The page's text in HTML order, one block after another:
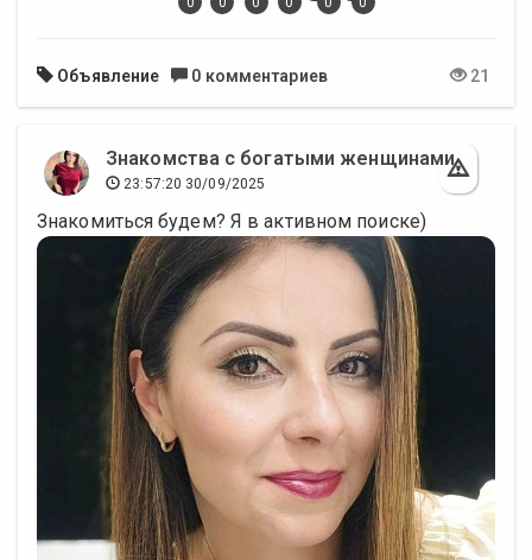
Объявление 0 комментариев 21
Знакомства с богатыми женщинами
23:57:20 30/09/2025
Знакомиться будем? Я в активном поиске)